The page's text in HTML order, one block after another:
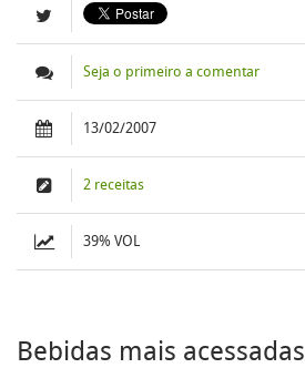
Seja o primeiro a comentar
13/02/2007
2 receitas
39% VOL
Bebidas mais acessadas